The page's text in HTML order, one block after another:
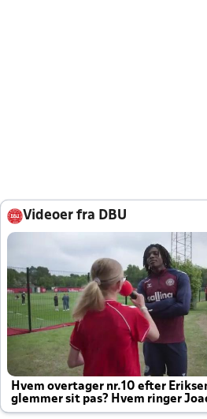
Videoer fra DBU
Hvem overtager nr.10 efter
glemmer sit pas? Hvem ringer
altid til efter kampe?